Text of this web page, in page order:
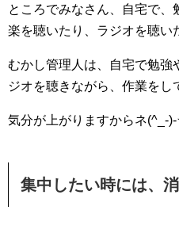
ところでみなさん、自宅で
楽を聴いたり、ラジオを聴い
むかし管理人は、自宅で勉強
ジオを聴きながら、作業をし
気分が上がりますからネ(^_-
集中したい時には、